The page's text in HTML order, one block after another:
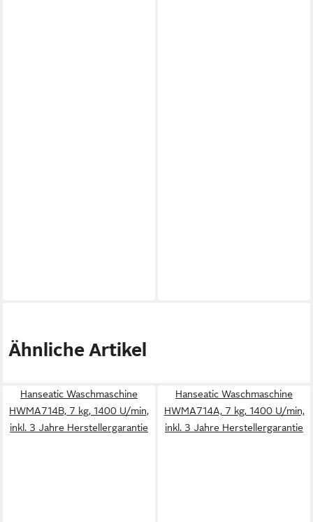
Ähnliche Artikel
Hanseatic Waschmaschine
HWMA714B, 7 kg, 1400 U/min,
inkl. 3 Jahre Herstellergarantie
Hanseatic Waschmaschine
HWMA714A, 7 kg, 1400 U/min,
inkl. 3 Jahre Herstellergarantie